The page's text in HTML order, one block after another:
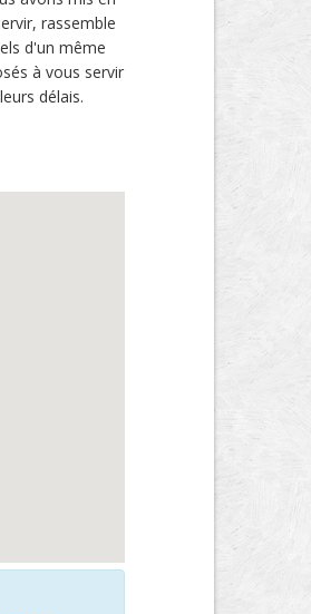
rassemble
d'un même
à vous servir
délais.